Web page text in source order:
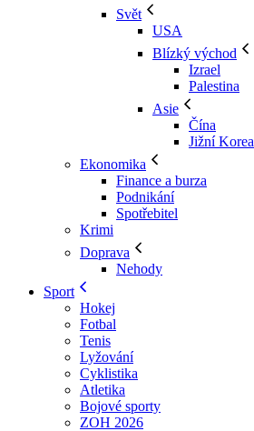
Svět
USA
Blízký východ
Izrael
Palestina
Asie
Čína
Jižní Korea
Ekonomika
Finance a burza
Podnikání
Spotřebitel
Krimi
Doprava
Nehody
Sport
Hokej
Fotbal
Tenis
Lyžování
Cyklistika
Atletika
Bojové sporty
ZOH 2026